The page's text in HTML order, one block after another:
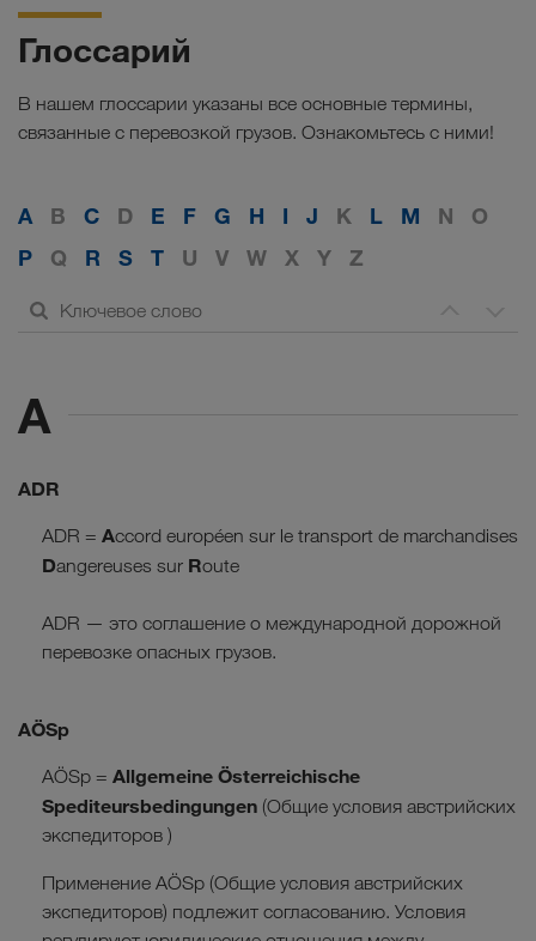
Compliance
WALTER GROUP
Глоссарий
В нашем глоссарии указаны все основные термины,
связанные с перевозкой грузов. Ознакомьтесь с ними!
A B C D E F G H I J K L M N
O
P
Q R S T U V W X Y Z
A
ADR
ADR = Accord européen sur le transport de marchandises
Dangereuses sur Route
ADR — это соглашение о международной дорожной
перевозке опасных грузов.
AÖSp
AÖSp = Allgemeine Österreichische
Spediteursbedingungen (Общие условия австрийских
экспедиторов )
Применение AÖSp (Общие условия австрийских
экспедиторов) подлежит согласованию. Условия